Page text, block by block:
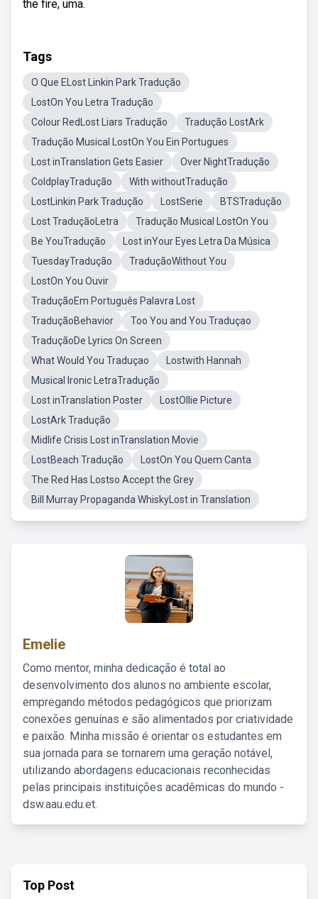
the fire, uma.
Tags
O Que ELost Linkin Park Tradução
LostOn You Letra Tradução
Colour RedLost Liars Tradução
Tradução LostArk
Tradução Musical LostOn You Ein Portugues
Lost inTranslation Gets Easier
Over NightTradução
ColdplayTradução
With withoutTradução
LostLinkin Park Tradução
LostSerie
BTSTradução
Lost TraduçãoLetra
Tradução Musical LostOn You
Be YouTradução
Lost inYour Eyes Letra Da Música
TuesdayTradução
TraduçãoWithout You
LostOn You Ouvir
TraduçãoEm Português Palavra Lost
TraduçãoBehavior
Too You and You Traduçao
TraduçãoDe Lyrics On Screen
What Would You Traduçao
Lostwith Hannah
Musical Ironic LetraTradução
Lost inTranslation Poster
LostOllie Picture
LostArk Tradução
Midlife Crisis Lost inTranslation Movie
LostBeach Tradução
LostOn You Quem Canta
The Red Has Lostso Accept the Grey
Bill Murray Propaganda WhiskyLost in Translation
Emelie
Como mentor, minha dedicação é total ao
desenvolvimento dos alunos no ambiente escolar,
empregando métodos pedagógicos que priorizam
conexões genuínas e são alimentados por criatividade
e paixão. Minha missão é orientar os estudantes em
sua jornada para se tornarem uma geração notável,
utilizando abordagens educacionais reconhecidas
pelas principais instituições acadêmicas do mundo -
dsw.aau.edu.et.
Top Post